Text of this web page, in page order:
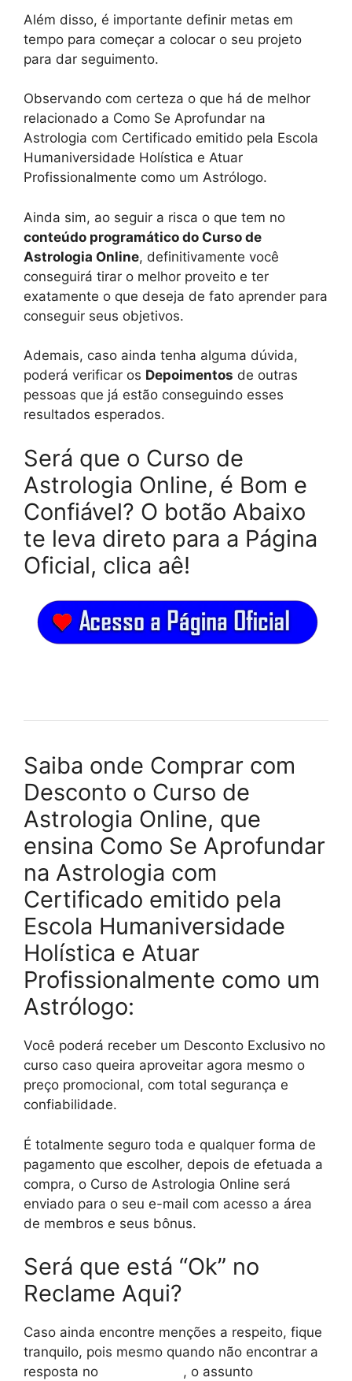
Além disso, é importante definir metas em
tempo para começar a colocar o seu projeto
para dar seguimento.
Observando com certeza o que há de melhor
relacionado a Como Se Aprofundar na
Astrologia com Certificado emitido pela Escola
Humaniversidade Holística e Atuar
Profissionalmente como um Astrólogo.
Ainda sim, ao seguir a risca o que tem no
conteúdo programático do Curso de
Astrologia Online, definitivamente você
conseguirá tirar o melhor proveito e ter
exatamente o que deseja de fato aprender para
conseguir seus objetivos.
Ademais, caso ainda tenha alguma dúvida,
poderá verificar os Depoimentos de outras
pessoas que já estão conseguindo esses
resultados esperados.
Será que o Curso de
Astrologia Online, é Bom e
Confiável? O botão Abaixo
te leva direto para a Página
Oficial, clica aê!
Saiba onde Comprar com
Desconto o Curso de
Astrologia Online, que
ensina Como Se Aprofundar
na Astrologia com
Certificado emitido pela
Escola Humaniversidade
Holística e Atuar
Profissionalmente como um
Astrólogo:
Você poderá receber um Desconto Exclusivo no
curso caso queira aproveitar agora mesmo o
preço promocional, com total segurança e
confiabilidade.
É totalmente seguro toda e qualquer forma de
pagamento que escolher, depois de efetuada a
compra, o Curso de Astrologia Online será
enviado para o seu e-mail com acesso a área
de membros e seus bônus.
Será que está “Ok” no
Reclame Aqui?
Caso ainda encontre menções a respeito, fique
tranquilo, pois mesmo quando não encontrar a
resposta no
, o assunto